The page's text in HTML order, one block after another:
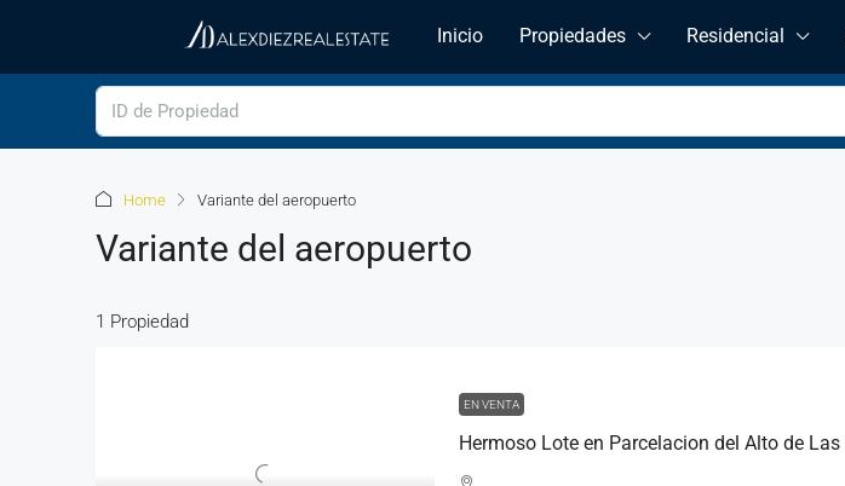
Inicio Propiedades Residencial
Home Variante del aeropuerto
Variante del aeropuerto
1 Propiedad
EN VENTA